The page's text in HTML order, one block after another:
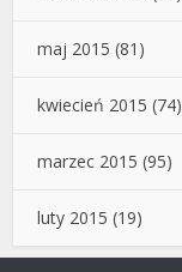
maj 2015 (81)
kwiecień 2015 (74)
marzec 2015 (95)
luty 2015 (19)